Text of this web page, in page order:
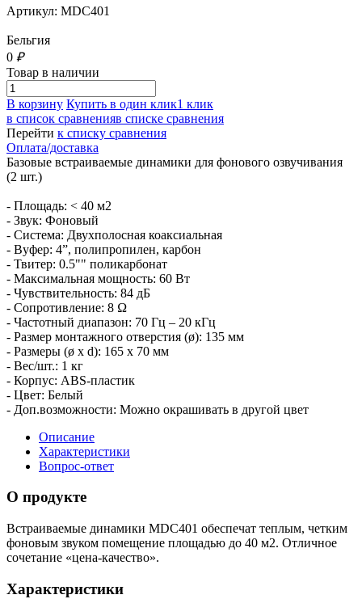
Артикул: MDC401
Бельгия
0 ₽
Товар в наличии
В корзину Купить в один клик1 клик
в список сравненияв списке сравнения
Перейти к списку сравнения
Оплата/доставка
Базовые встраиваемые динамики для фонового озвучивания
(2 шт.)
- Площадь: < 40 м2
- Звук: Фоновый
- Система: Двухполосная коаксиальная
- Вуфер: 4”, полипропилен, карбон
- Твитер: 0.5"" поликарбонат
- Максимальная мощность: 60 Вт
- Чувствительность: 84 дБ
- Сопротивление: 8 Ω
- Частотный диапазон: 70 Гц – 20 кГц
- Размер монтажного отверстия (ø): 135 мм
- Размеры (ø х d): 165 х 70 мм
- Вес/шт.: 1 кг
- Корпус: ABS-пластик
- Цвет: Белый
- Доп.возможности: Можно окрашивать в другой цвет
Описание
Характеристики
Вопрос-ответ
О продукте
Встраиваемые динамики MDС401 обеспечат теплым, четким
фоновым звуком помещение площадью до 40 м2. Отличное
сочетание «цена-качество».
Характеристики